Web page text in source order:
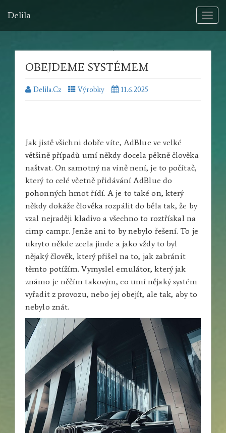
Delila
OBEJDEME SYSTÉMEM
Delila.cz Výrobky 11.6.2025
Jak jistě všichni dobře víte, AdBlue ve velké
většině případů umí někdy docela pěkně člověka
naštvat. On samotný na vině není, je to počítač,
který to celé včetně přidávání AdBlue do
pohonných hmot řídí. A je to také on, který
někdy dokáže člověka rozpálit do běla tak, že by
vzal nejraději kladivo a všechno to roztřískal na
cimp campr. Jenže ani to by nebylo řešení. To je
ukryto někde zcela jinde a jako vždy to byl
nějaký člověk, který přišel na to, jak zabránit
těmto potížím. Vymyslel emulátor, který jak
známo je něčím takovým, co umí nějaký systém
vyřadit z provozu, nebo jej obejít, ale tak, aby to
nebylo znát.